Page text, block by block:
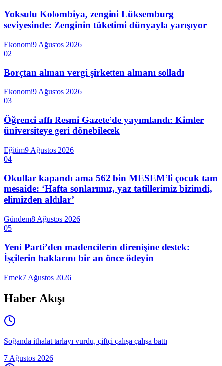
Yoksulu Kolombiya, zengini Lüksemburg
seviyesinde: Zenginin tüketimi dünyayla yarışıyor
Ekonomi9 Ağustos 2026
02
Borçtan alınan vergi şirketten alınanı solladı
Ekonomi9 Ağustos 2026
03
Öğrenci affı Resmi Gazete’de yayımlandı: Kimler
üniversiteye geri dönebilecek
Eğitim9 Ağustos 2026
04
Okullar kapandı ama 562 bin MESEM’li çocuk tam
mesaide: ‘Hafta sonlarımız, yaz tatillerimiz bizimdi,
elimizden aldılar’
Gündem8 Ağustos 2026
05
Yeni Parti’den madencilerin direnişine destek:
İşçilerin haklarını bir an önce ödeyin
Emek7 Ağustos 2026
Haber Akışı
Soğanda ithalat tarlayı vurdu, çiftçi çalışa çalışa battı
7 Ağustos 2026